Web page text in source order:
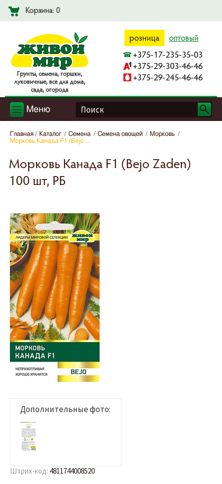
Корзина: 0
Гpyнты, ceмeнa, гopшки,
лyкoвичныe, вce для дoмa,
caдa, oгopoдa
розница оптовый
+375-17-235-35-03
+375-29-303-46-46
+375-29-245-46-46
Меню
Главная Каталог Семена Семена овощей
Морковь
Морковь Канада F1 (Bejo ...
Морковь Канада F1 (Bejo Zaden)
100 шт, РБ
Дополнительные фото:
Штрих-код: 4811744008520